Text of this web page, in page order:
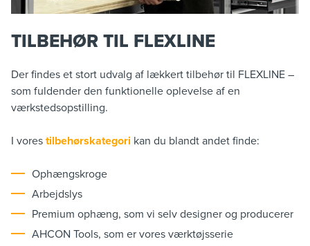
TILBEHØR TIL FLEXLINE
Der findes et stort udvalg af lækkert tilbehør til FLEXLINE –
som fuldender den funktionelle oplevelse af en
værkstedsopstilling.
I vores tilbehørskategori kan du blandt andet finde:
Ophængskroge
Arbejdslys
Premium ophæng, som vi selv designer og producerer
AHCON Tools, som er vores værktøjsserie